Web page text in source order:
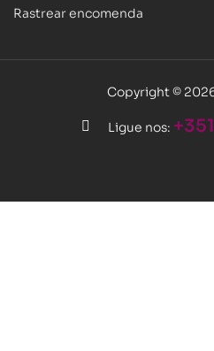
Rastrear encomenda
Copyright ©
Ligue nos: